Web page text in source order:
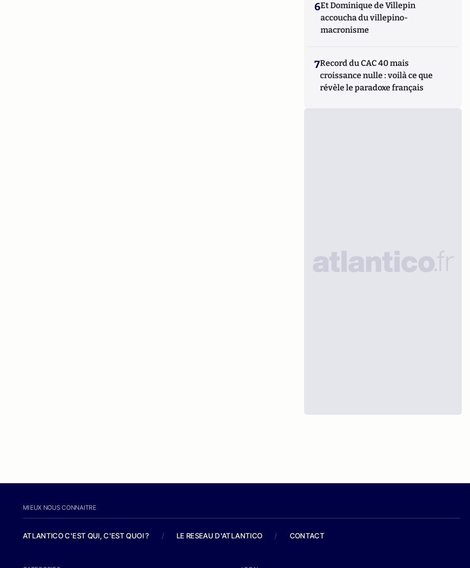
6Et Dominique de Villepin
accoucha du villepino-
macronisme
7Record du CAC 40 mais
croissance nulle : voilà ce que
révèle le paradoxe français
MIEUX NOUS CONNAITRE
ATLANTICO C'EST QUI, C'EST QUOI ? / LE RESEAU D'ATLANTICO / CONTACT